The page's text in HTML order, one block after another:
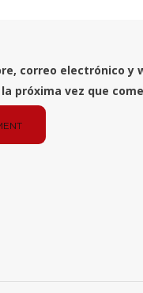
correo electrónico y
próxima vez que